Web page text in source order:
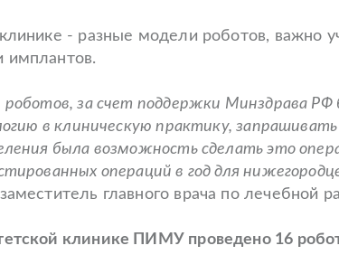
- разные модели роботов, важно
имплантов.
за счет поддержки Минздрава
в клиническую практику,
была возможность сделать это
операций в год для
главного врача по лечебной
клинике ПИМУ проведено 16